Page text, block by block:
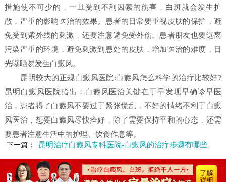
措施使不可少的，一旦受到不利因素的伤害，白斑就会发生扩
散，严重的影响医治的效果。患者的日常要重视皮肤的保护，避
免受到紫外线的刺激，还要注意避免受外伤。患者朋友也要远离
污染严重的环境，避免刺激到患处的皮肤，增加医治的难度，日
光曝晒易发生白癜风。
昆明较大的正规白癜风医院:白癜风怎么科学的治疗比较好?
昆明白癜风医院指出：白癜风医治关键在于早发现早确诊早医
治，患者得了白癜风不要过于紧张慌乱，不好的情绪不利于白癜
风医治，想要白癜风尽快痊好，除了需要保持平和的心态，还需
要患者注意生活中的护理、饮食作息等。
下一篇： 昆明治疗白癜风专科医院-白癜风的治疗步骤有哪些